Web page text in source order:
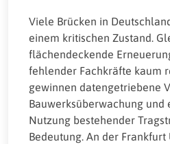
Viele Brücken in
einem kritischen Zustand.
flächendeckende
fehlender Fachkräfte kaum
gewinnen datengetriebene
Bauwerksüberwachung
Nutzung bestehender
Bedeutung. An der